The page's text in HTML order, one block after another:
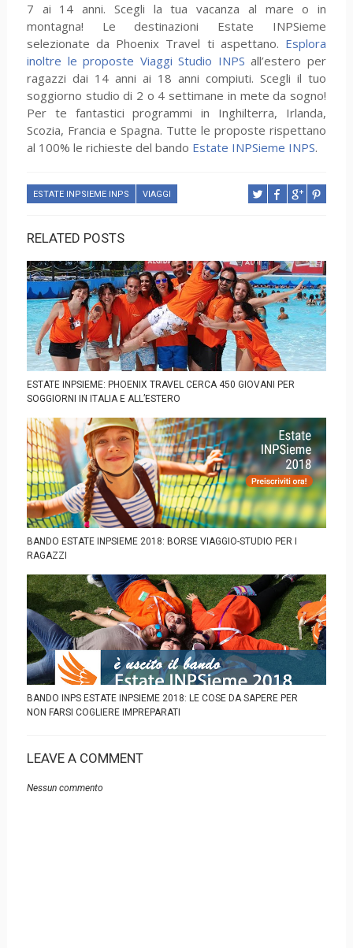
7 ai 14 anni. Scegli la tua vacanza al mare o in
montagna! Le destinazioni Estate INPSieme
selezionate da Phoenix Travel ti aspettano. Esplora
inoltre le proposte Viaggi Studio INPS all’estero per
ragazzi dai 14 anni ai 18 anni compiuti. Scegli il tuo
soggiorno studio di 2 o 4 settimane in mete da sogno!
Per te fantastici programmi in Inghilterra, Irlanda,
Scozia, Francia e Spagna. Tutte le proposte rispettano
al 100% le richieste del bando Estate INPSieme INPS.
ESTATE INPSIEME INPS VIAGGI
RELATED POSTS
ESTATE INPSIEME: PHOENIX TRAVEL CERCA 450 GIOVANI PER
SOGGIORNI IN ITALIA E ALL’ESTERO
BANDO ESTATE INPSIEME 2018: BORSE VIAGGIO-STUDIO PER I
RAGAZZI
BANDO INPS ESTATE INPSIEME 2018: LE COSE DA SAPERE PER
NON FARSI COGLIERE IMPREPARATI
LEAVE A COMMENT
Nessun commento